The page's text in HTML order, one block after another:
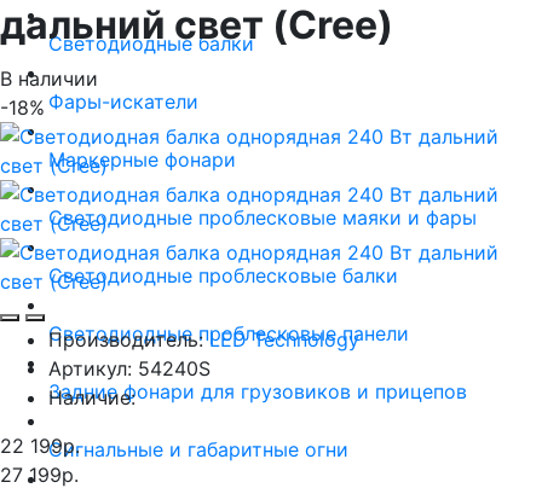
Светодиодные балки
Фары-искатели
Маркерные фонари
Светодиодные проблесковые маяки и фары
Светодиодные проблесковые балки
Светодиодные проблесковые панели
Задние фонари для грузовиков и прицепов
Сигнальные и габаритные огни
дальний свет (Cree)
В наличии
-18%
Производитель:LED Technology
Артикул: 54240S
Наличие:
22 199р.
27 199р.